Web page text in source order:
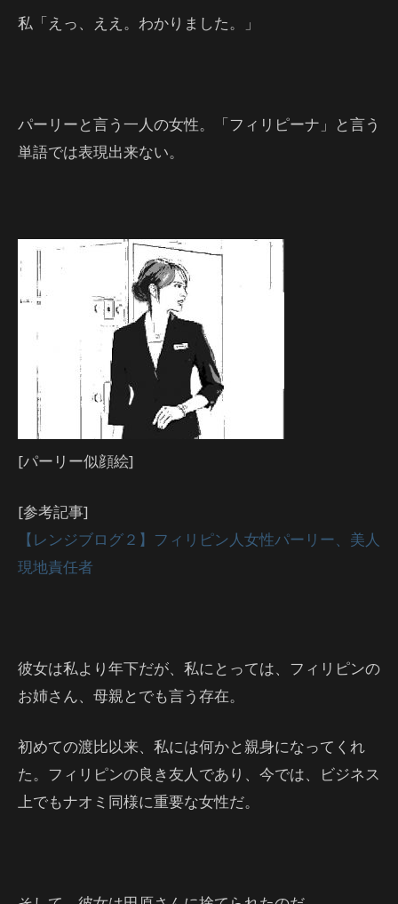
私「えっ、ええ。わかりました。」
パーリーと言う一人の女性。「フィリピーナ」と言う
単語では表現出来ない。
[パーリー似顔絵]
[参考記事]
【レンジブログ２】フィリピン人女性パーリー、美人
現地責任者
彼女は私より年下だが、私にとっては、フィリピンの
お姉さん、母親とでも言う存在。
初めての渡比以来、私には何かと親身になってくれ
た。フィリピンの良き友人であり、今では、ビジネス
上でもナオミ同様に重要な女性だ。